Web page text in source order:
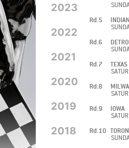
2023
2022
2021
2020
2019
2018